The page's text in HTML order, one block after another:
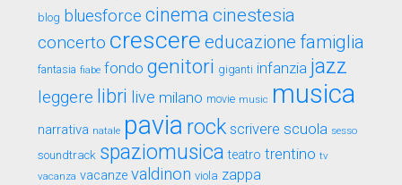
blog bluesforce cinema cinestesia
concerto crescere educazione famiglia
fantasia fiabe fondo genitori giganti infanzia jazz
leggere libri live milano movie music musica
narrativa natale pavia rock scrivere scuola sesso
soundtrack spaziomusica teatro trentino tv
vacanza vacanze valdinon viola zappa